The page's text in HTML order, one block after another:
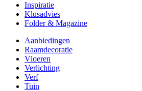
Inspiratie
Klusadvies
Folder & Magazine
Aanbiedingen
Raamdecoratie
Vloeren
Verlichting
Verf
Tuin